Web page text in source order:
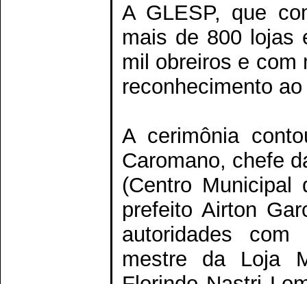
A GLESP, que
mais de 800 lojas
mil obreiros e com
reconhecimento
A cerimônia
Caromano, chefe
(Centro Municipal
prefeito Airton
autoridades com
mestre da Loja